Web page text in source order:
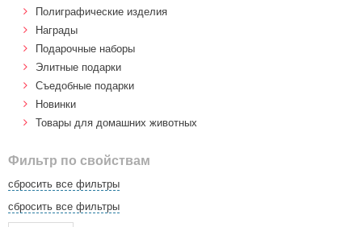
Полиграфические изделия
Награды
Подарочные наборы
Элитные подарки
Cъедобные подарки
Новинки
Товары для домашних животных
Фильтр по свойствам
сбросить все фильтры
сбросить все фильтры